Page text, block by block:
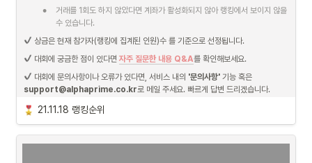
•
거래를 1회도 하지 않았다면 계좌가 활성화되지 않아 랭킹에서 보이지 않을
수 있습니다.
상금은 현재 참가자(랭킹에 집계된 인원)수 를 기준으로 선정됩니다.
대회에 궁금한 점이 있다면 자주 질문한 내용 Q&A를 확인해보세요.
대회에 문의사항이나 오류가 있다면, 서비스 내의 '문의사항'
support@alphaprime.co.kr로 메일 주세요. 빠르게 답변 드리겠습니다.
21.11.18 랭킹순위